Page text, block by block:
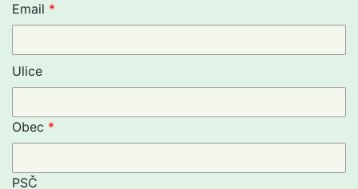
Email
Ulice
Obec
PSČ